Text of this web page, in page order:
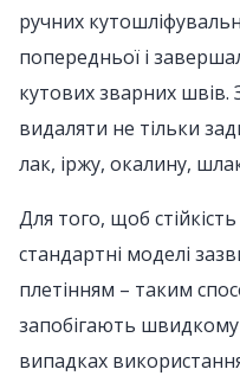
ручних
попередньої і
кутових зварних
видаляти не тільки
лак, іржу, окалину,
Для того, щоб
стандартні моделі
плетінням – таким
запобігають
випадках